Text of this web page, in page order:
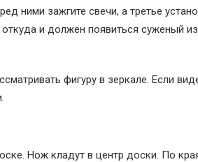
ними зажгите свечи, а третье
и должен появиться суженый
фигуру в зеркале. Если
Нож кладут в центр доски. По